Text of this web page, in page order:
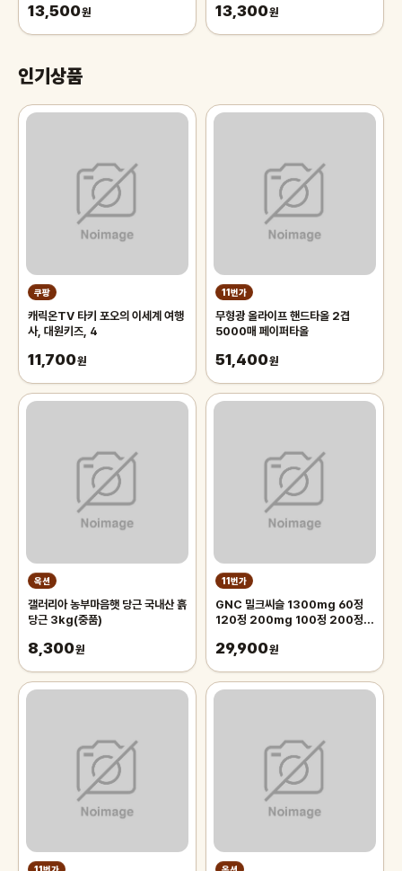
13,500원 13,300원
인기상품
쿠팡
캐릭온TV 타키 포오의 이세계 여행
사, 대원키즈, 4
11,700원
11번가
무형광 올라이프 핸드타올 2겹
5000매 페이퍼타올
51,400원
옥션
갤러리아 농부마음햇 당근 국내산 흙
당근 3kg(중품)
8,300원
11번가
GNC 밀크씨슬 1300mg 60정
120정 200mg 100정 200정
29,900원